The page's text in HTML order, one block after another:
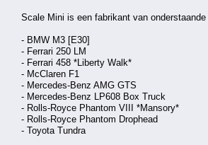
Scale Mini is een fabrikant van
- BMW M3 [E30]
- Ferrari 250 LM
- Ferrari 458 *Liberty Walk*
- McClaren F1
- Mercedes-Benz AMG GTS
- Mercedes-Benz LP608 Box Truck
- Rolls-Royce Phantom VIII *Mansory*
- Rolls-Royce Phantom Drophead
- Toyota Tundra